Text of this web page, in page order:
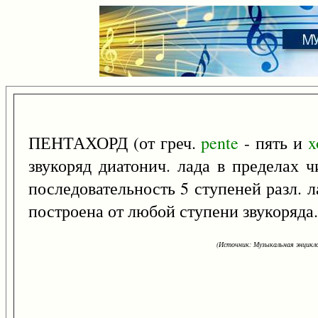
ПЕНТАХОРД (от греч.pente - пять и
звукоряд диатонич. лада в пределах
последовательность 5 ступеней
построена от любой ступени
(Источник: Музыкальная